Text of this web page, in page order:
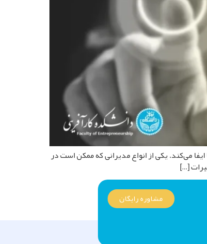
می‌کند. یکی از انواع مدیرانی که ممکن است در
مشاوره رایگان